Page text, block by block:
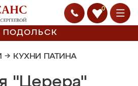
0
ПОДОЛЬСК
→ КУХНИ ПАТИНА
"Церера"